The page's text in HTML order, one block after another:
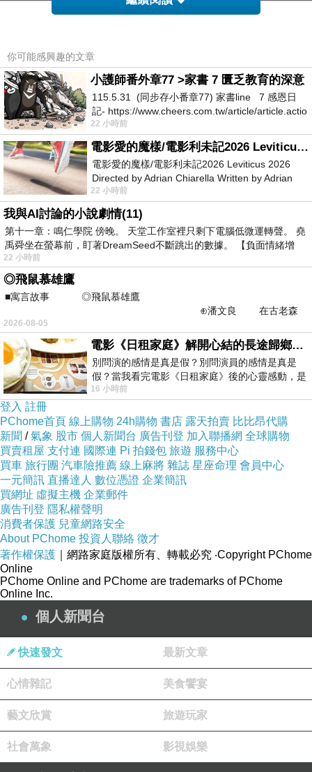
你可能感興趣的文章
小護師番外章77 >家書 7 匱乏教育的深意
115.5.31 (同步存小番章77) 家書line 7 感恩日
記- https://www.cheers.com.tw/article/article.actio
22 小時前
電影愛的魔樣/電影利未記2026 Leviticus 2026
電影愛的魔樣/電影利未記2026 Leviticus 2026
Directed by Adrian Chiarella Written by Adrian
Chiarella Starring Joe Bird
22 小時前
我與AI討論的小說劇情(11)
第十一章：鳴仁學院 傍晚。 天堂工作室裡只剩下電腦低微運轉聲。 堯
禹舜坐在螢幕前，盯著DreamSeed不斷跳出的數據。 【負面情緒增
22 小時前
◎飛鼠慕雄鷹
■寓言故事 ◎飛鼠慕雄鷹
⊕潘文良 在古老森
林的底層，住著一隻小飛鼠
2026-08-05
電影《日租家庭》解開心結的長途歸鄉！能在電影院感受到地理的寬闊和人心的相鄰，真是太棒了！
別問演的感情是真是假？別問演員的感情是真是
假？當我看完電影《日租家庭》後的心靈感動，是
真的。詮釋的情感觸動了人心，就是真情
16 小時前
登入 註冊
PChome首頁 線上購物 24h購物 書店 露天拍賣 比比昂代購
新聞 /氣象 股市 個人新聞台 廣告刊登 加入聯播網 全球購物
買賣租屋 支付連 國際連 Pi 拍錢包 旅遊 服務中心
買車 旅行團 汽車險推薦 線上麻將 雜誌 星座命理 會員中心
一元簡訊 直播達人 數位憑證 企業簡訊
買網址 虛擬主機 企業郵件
廣告刊登 隱私權聲明
消費者保護 兒童網路安全
About PChome 投資人聯絡 徵才
著作權保護 ｜網路家庭版權所有、轉載必究 ‧Copyright PChome
Online
PChome Online and PChome are trademarks of PChome
Online Inc.
個人新聞台
快速發文 最新文章
心情雜記 美食饗宴
藝文欣賞 旅遊玩家
社會萬象 影視娛樂